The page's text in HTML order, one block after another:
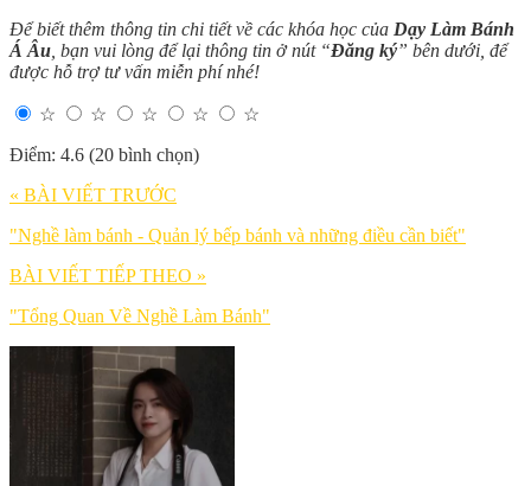
Để biết thêm thông tin chi tiết về các khóa học của Dạy Làm Bánh
Á Âu , bạn vui lòng để lại thông tin ở nút “Đăng ký” bên dưới, để
được hỗ trợ tư vấn miễn phí nhé!
☆ ☆ ☆ ☆
☆
Điểm: 4.6 (20 bình chọn)
« BÀI VIẾT TRƯỚC
"Nghề làm bánh - Quản lý bếp bánh và những điều cần biết"
BÀI VIẾT TIẾP THEO »
"Tổng Quan Về Nghề Làm Bánh"